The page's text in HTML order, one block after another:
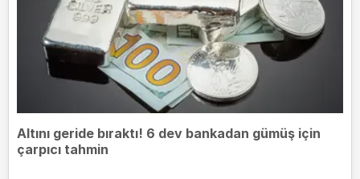
Altını geride bıraktı! 6 dev bankadan gümüş için
çarpıcı tahmin